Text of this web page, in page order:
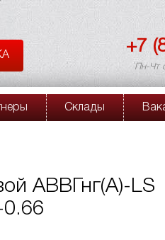
+7
Пн-Чт
Склады
АВВГнг(A)-LS
0.66